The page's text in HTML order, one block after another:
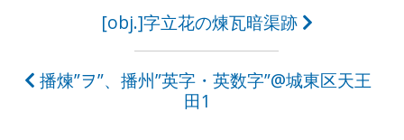
ナ
[obj.]字立花の煉瓦暗渠跡
播煉”ヲ”、播州”英字・英数字”@城東区天王
田1